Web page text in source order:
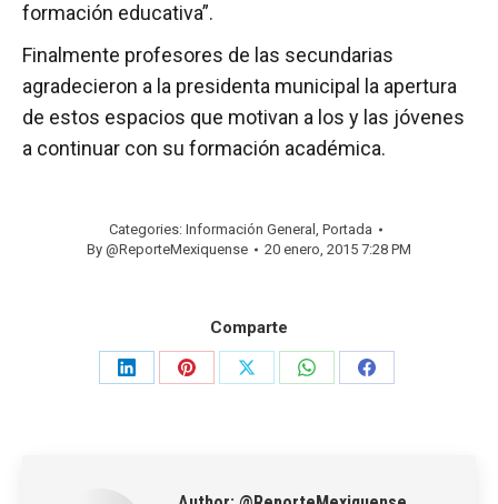
formación educativa”.
Finalmente profesores de las secundarias
agradecieron a la presidenta municipal la apertura
de estos espacios que motivan a los y las jóvenes
a continuar con su formación académica.
Categories: Información General , Portada
By @ReporteMexiquense 20 enero, 2015 7:28 PM
Comparte
Share
Share
Share
Share
Share